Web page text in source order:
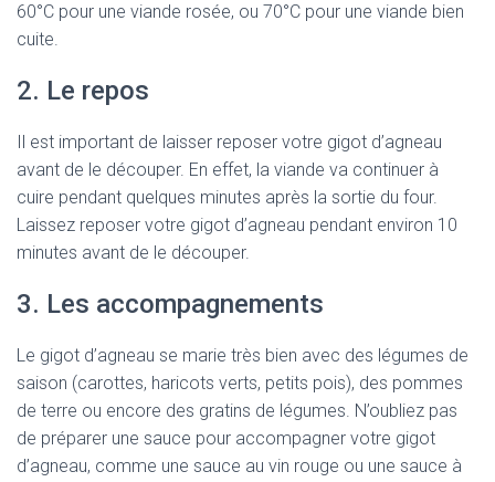
60°C pour une viande rosée, ou 70°C pour une viande bien
cuite.
2. Le repos
Il est important de laisser reposer votre gigot d’agneau
avant de le découper. En effet, la viande va continuer à
cuire pendant quelques minutes après la sortie du four.
Laissez reposer votre gigot d’agneau pendant environ 10
minutes avant de le découper.
3. Les accompagnements
Le gigot d’agneau se marie très bien avec des légumes de
saison (carottes, haricots verts, petits pois), des pommes
de terre ou encore des gratins de légumes. N’oubliez pas
de préparer une sauce pour accompagner votre gigot
d’agneau, comme une sauce au vin rouge ou une sauce à